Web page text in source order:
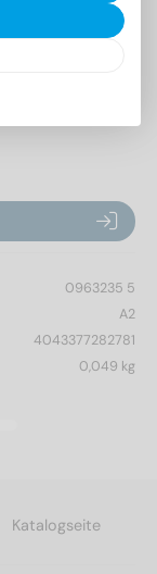
0963235 5
A2
4043377282781
0,049 kg
Katalogseite